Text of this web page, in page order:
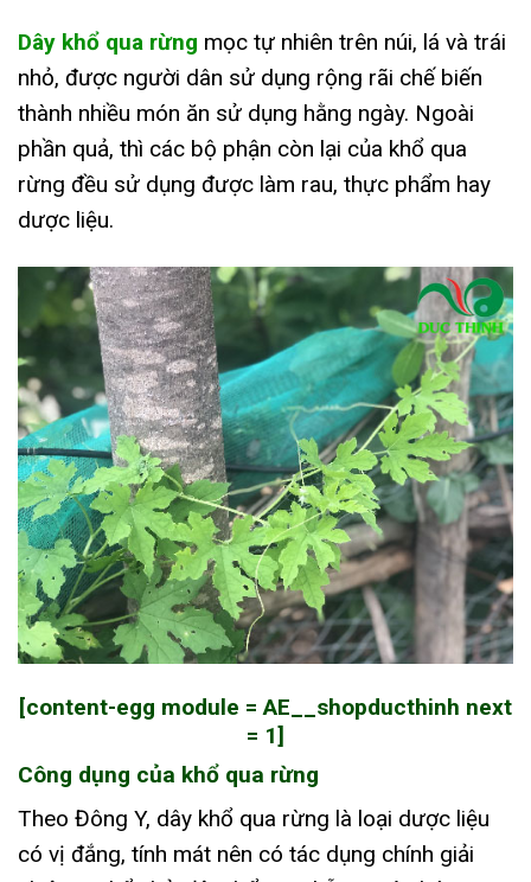
Dây khổ qua rừng mọc tự nhiên trên núi, lá và trái
nhỏ, được người dân sử dụng rộng rãi chế biến
thành nhiều món ăn sử dụng hằng ngày. Ngoài
phần quả, thì các bộ phận còn lại của khổ qua
rừng đều sử dụng được làm rau, thực phẩm hay
dược liệu.
[content-egg module = AE__shopducthinh next
= 1]
Công dụng của khổ qua rừng
Theo Đông Y, dây khổ qua rừng là loại dược liệu
có vị đắng, tính mát nên có tác dụng chính giải